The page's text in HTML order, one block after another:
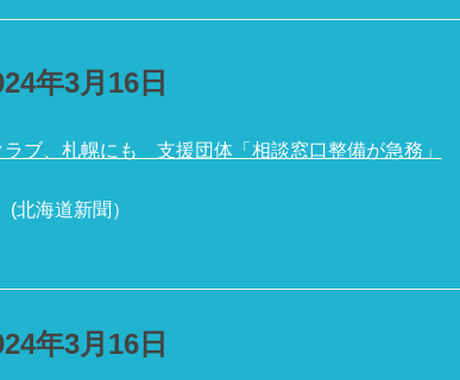
年3月16日
ブ、札幌にも 支援団体「相談窓口整備が急務」
(北海道新聞）
年3月16日